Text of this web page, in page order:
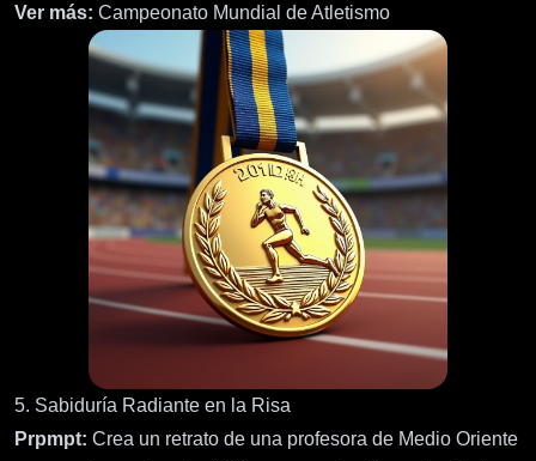
Ver más: Campeonato Mundial de Atletismo
5. Sabiduría Radiante en la Risa
Prpmpt: Crea un retrato de una profesora de Medio Oriente